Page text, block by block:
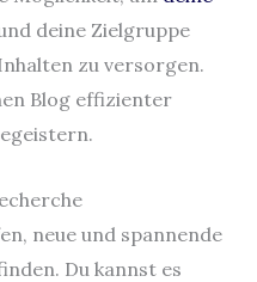
deine Zielgruppe
zu versorgen.
Blog effizienter
neue und spannende
Du kannst es